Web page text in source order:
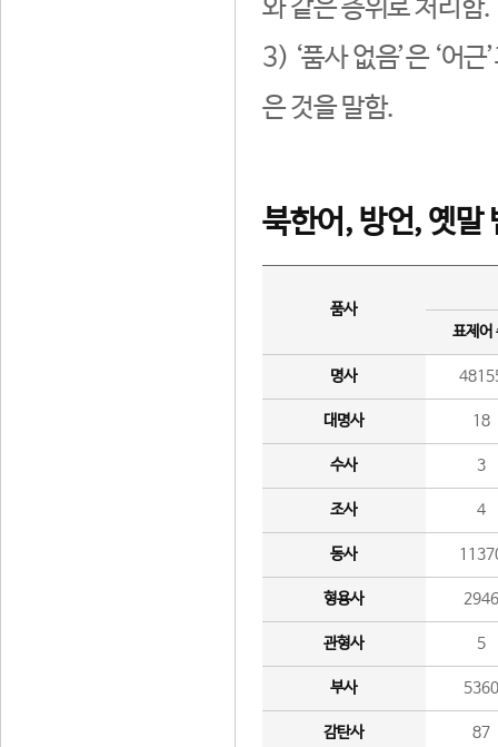
와 같은 층위로 처리함.
3) ‘품사 없음’은 ‘어
은 것을 말함.
북한어, 방언, 옛말
품사
표제어
명사
대명사 18
수사 3
조사 4
동사
형용사 2946
관형사 5
부사 5360
감탄사 87